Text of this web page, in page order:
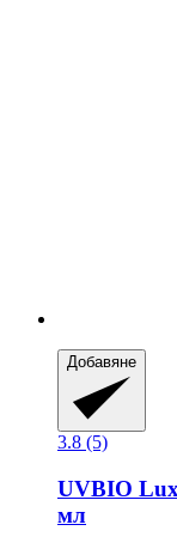
Добавяне
3.8 (5)
UVBIO
мл